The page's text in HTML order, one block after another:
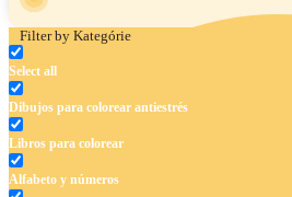
Filter by Kategórie
Select all
Dibujos para colorear antiestrés
Libros para colorear
Alfabeto y números